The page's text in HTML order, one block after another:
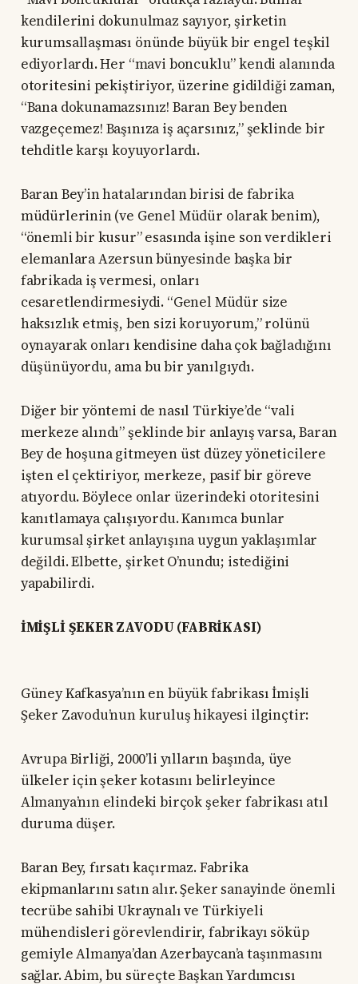
kendilerini dokunulmaz sayıyor, şirketin
kurumsallaşması önünde büyük bir engel teşkil
ediyorlardı. Her “mavi boncuklu” kendi alanında
otoritesini pekiştiriyor, üzerine gidildiği zaman,
“Bana dokunamazsınız! Baran Bey benden
vazgeçemez! Başınıza iş açarsınız,” şeklinde bir
tehditle karşı koyuyorlardı.
Baran Bey’in hatalarından birisi de fabrika
müdürlerinin (ve Genel Müdür olarak benim),
“önemli bir kusur” esasında işine son verdikleri
elemanlara Azersun bünyesinde başka bir
fabrikada iş vermesi, onları
cesaretlendirmesiydi. “Genel Müdür size
haksızlık etmiş, ben sizi koruyorum,” rolünü
oynayarak onları kendisine daha çok bağladığını
düşünüyordu, ama bu bir yanılgıydı.
Diğer bir yöntemi de nasıl Türkiye’de “vali
merkeze alındı” şeklinde bir anlayış varsa, Baran
Bey de hoşuna gitmeyen üst düzey yöneticilere
işten el çektiriyor, merkeze, pasif bir göreve
atıyordu. Böylece onlar üzerindeki otoritesini
kanıtlamaya çalışıyordu. Kanımca bunlar
kurumsal şirket anlayışına uygun yaklaşımlar
değildi. Elbette, şirket O’nundu; istediğini
yapabilirdi.
İMİŞLİ ŞEKER ZAVODU (FABRİKASI)
Güney Kafkasya’nın en büyük fabrikası İmişli
Şeker Zavodu’nun kuruluş hikayesi ilginçtir:
Avrupa Birliği, 2000’li yılların başında, üye
ülkeler için şeker kotasını belirleyince
Almanya’nın elindeki birçok şeker fabrikası atıl
duruma düşer.
Baran Bey, fırsatı kaçırmaz. Fabrika
ekipmanlarını satın alır. Şeker sanayinde önemli
tecrübe sahibi Ukraynalı ve Türkiyeli
mühendisleri görevlendirir, fabrikayı söküp
gemiyle Almanya’dan Azerbaycan’a taşınmasını
sağlar. Abim, bu süreçte Başkan Yardımcısı